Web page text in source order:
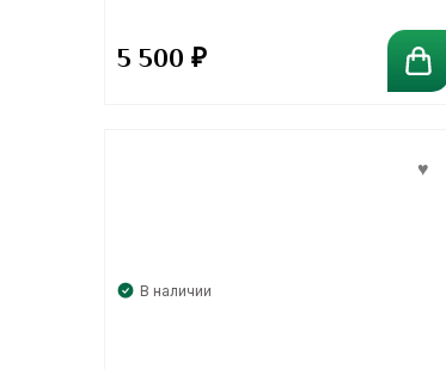
5 500 ₽
В наличии